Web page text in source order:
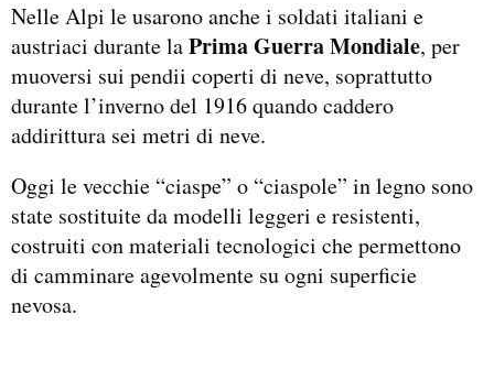
Nelle Alpi le usarono anche i soldati italiani e
austriaci durante laPrima Guerra Mondiale, per
muoversi sui pendii coperti di neve, soprattutto
durante l’inverno del 1916 quando caddero
addirittura sei metri di neve.
Oggi le vecchie “ciaspe” o “ciaspole” in legno sono
state sostituite da modelli leggeri e resistenti,
costruiti con materiali tecnologici che permettono
di camminare agevolmente su ogni superficie
nevosa.